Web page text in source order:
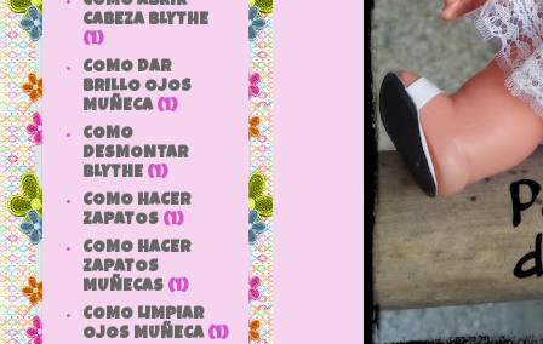
CABEZA BLYTHE
(1)
COMO DAR
BRILLO OJOS
MUÑECA (1)
COMO
DESMONTAR
BLYTHE (1)
COMO HACER
ZAPATOS (1)
COMO HACER
ZAPATOS
MUÑECAS (1)
COMO LIMPIAR
OJOS MUÑECA (1)